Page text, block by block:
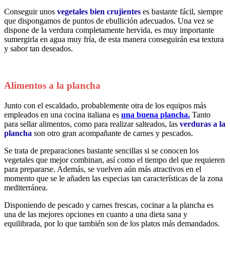
Conseguir unos vegetales bien crujientes es bastante fácil, siempre
que dispongamos de puntos de ebullición adecuados. Una vez se
dispone de la verdura completamente hervida, es muy importante
sumergirla en agua muy fría, de esta manera conseguirán esa textura
y sabor tan deseados.
Alimentos a la plancha
Junto con el escaldado, probablemente otra de los equipos más
empleados en una cocina italiana es una buena plancha. Tanto
para sellar alimentos, como para realizar salteados, las verduras a la
plancha son otro gran acompañante de carnes y pescados.
Se trata de preparaciones bastante sencillas si se conocen los
vegetales que mejor combinan, así como el tiempo del que requieren
para prepararse. Además, se vuelven aún más atractivos en el
momento que se le añaden las especias tan características de la zona
mediterránea.
Disponiendo de pescado y carnes frescas, cocinar a la plancha es
una de las mejores opciones en cuanto a una dieta sana y
equilibrada, por lo que también son de los platos más demandados.